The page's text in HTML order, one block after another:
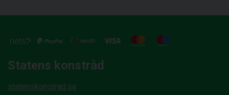
Statens konstråd
statenskonstrad.se